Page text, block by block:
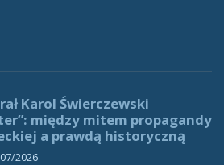
Karol Świerczewski
między mitem propagandy
a prawdą historyczną
2026